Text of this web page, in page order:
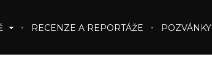
RECENZE A REPORTÁŽE POZVÁNKY